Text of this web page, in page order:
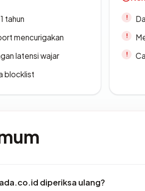
tahun
mencurigakan
latensi wajar
blocklist
diperiksa ulang?